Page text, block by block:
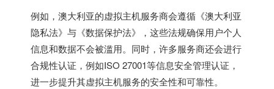
例如，澳大利亚的虚拟主机服务商会遵循《澳大利亚
隐私法》与《数据保护法》，这些法规确保用户个人
信息和数据不会被滥用。同时，许多服务商还会进行
合规性认证，例如ISO 27001等信息安全管理认证，
进一步提升其虚拟主机服务的安全性和可靠性。